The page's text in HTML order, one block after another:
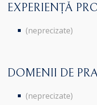
EXPERIENȚĂ
(neprecizate)
DOMENII DE
(neprecizate)